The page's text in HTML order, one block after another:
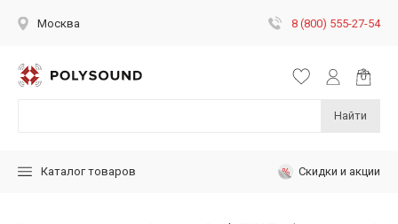
Москва 8 (800) 555-27-54
Найти
Каталог товаров Скидки и акции